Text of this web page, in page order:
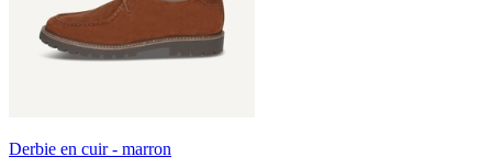
Derbie en cuir - marron